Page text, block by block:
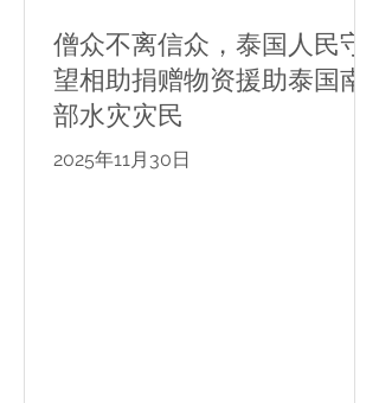
僧众不离信众，泰国人民守
望相助捐赠物资援助泰国南
部水灾灾民
2025年11月30日